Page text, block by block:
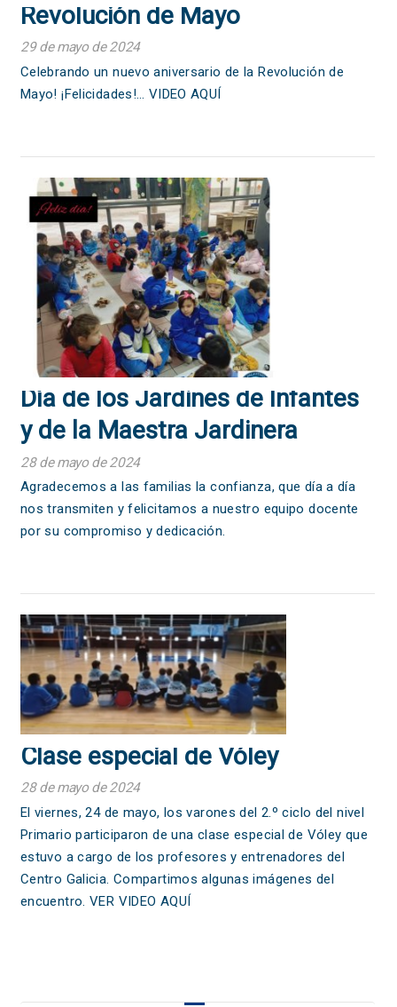
Revolución de Mayo
29 de mayo de 2024
Celebrando un nuevo aniversario de la Revolución de
Mayo! ¡Felicidades!… VIDEO AQUÍ
Día de los Jardines de Infantes
y de la Maestra Jardinera
28 de mayo de 2024
Agradecemos a las familias la confianza, que día a día
nos transmiten y felicitamos a nuestro equipo docente
por su compromiso y dedicación.
Clase especial de Vóley
28 de mayo de 2024
El viernes, 24 de mayo, los varones del 2.º ciclo del nivel
Primario participaron de una clase especial de Vóley que
estuvo a cargo de los profesores y entrenadores del
Centro Galicia. Compartimos algunas imágenes del
encuentro. VER VIDEO AQUÍ